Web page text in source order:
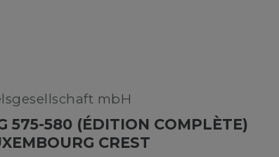
mbH
575-580 (ÉDITION COMPLÈTE)
CREST